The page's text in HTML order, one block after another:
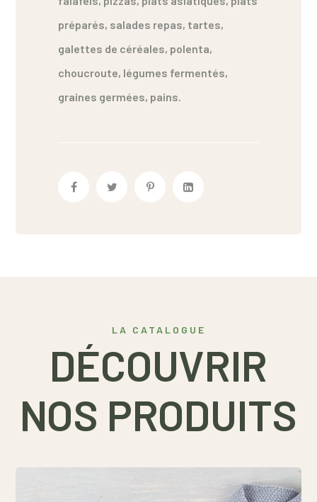
préparés, salades repas, tartes,
galettes de céréales, polenta,
choucroute, légumes fermentés,
graines germées, pains.
LA CATALOGUE
DÉCOUVRIR
NOS PRODUITS